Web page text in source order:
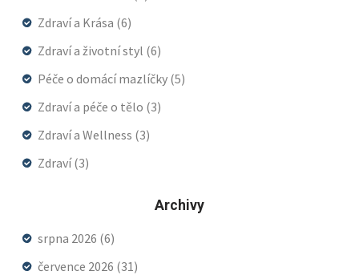
Zdraví a Krása (6)
Zdraví a životní styl (6)
Péče o domácí mazlíčky (5)
Zdraví a péče o tělo (3)
Zdraví a Wellness (3)
Zdraví(3)
Archivy
srpna 2026 (6)
července 2026 (31)